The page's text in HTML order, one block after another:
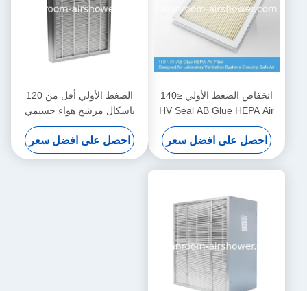
انخفاض الضغط الأولي ≤140
HV Seal AB Glue HEPA Air
Filter مصممة لأنظمة التهوية
المختبرية التي تضمن الهواء
الآمن
احصل على افضل سعر
الضغط الأولي أقل من 120
باسكال مرشح هواء جسيمي
1220 610 150 مم أحجام
مخصصة لترشيح هواء المرافق
الطبية
احصل على افضل سعر